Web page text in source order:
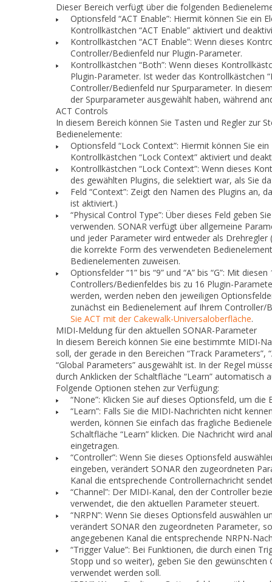
Dieser Bereich verfügt über die folgenden
Optionsfeld “ACT Enable”: Hiermit können Sie
Kontrollkästchen “ACT Enable” aktiviert und
Kontrollkästchen “ACT Enable”: Wenn dieses
Controller/Bedienfeld nur Plugin-Parameter.
Kontrollkästchen “Both”: Wenn dieses
Plugin-Parameter. Ist weder das Kontrollkästchen
Controller/Bedienfeld nur Spurparameter. In
der Spurparameter ausgewählt haben, während
ACT Controls
In diesem Bereich können Sie Tasten und Regler zur
Bedienelemente:
Optionsfeld “Lock Context”: Hiermit können Sie
Kontrollkästchen “Lock Context” aktiviert und
Kontrollkästchen “Lock Context”: Wenn dieses
des gewählten Plugins, die selektiert war, als Sie
Feld “Context”: Zeigt den Namen des Plugins an,
ist aktiviert.)
“Physical Control Type”: Über dieses Feld geben
verwenden. SONAR verfügt über allgemeine
und jeder Parameter wird entweder als Drehregler
die korrekte Form des verwendeten
Bedienelementen zuweisen.
Optionsfelder “1” bis “9” und “A” bis “G”: Mit diesen
Controllers/Bedienfeldes bis zu 16 Plugin-
werden, werden neben den jeweiligen
zunächst ein Bedienelement auf Ihrem
Sie ACT mit der Cakewalk-Universaloberfläche.
MIDI-Meldung für den aktuellen SONAR-Parameter
In diesem Bereich können Sie eine bestimmte MIDI-
soll, der gerade in den Bereichen “Track Parameters”,
“Global Parameters” ausgewählt ist. In der Regel
durch Anklicken der Schaltfläche “Learn” automatisch
Folgende Optionen stehen zur Verfügung:
“None”: Klicken Sie auf dieses Optionsfeld, um
“Learn”: Falls Sie die MIDI-Nachrichten nicht
werden, können Sie einfach das fragliche
Schaltfläche “Learn” klicken. Die Nachricht wird
eingetragen.
“Controller”: Wenn Sie dieses Optionsfeld
eingeben, verändert SONAR den zugeordneten
Kanal die entsprechende Controllernachricht
“Channel”: Der MIDI-Kanal, den der Controller
verwendet, die den aktuellen Parameter steuert.
“NRPN”: Wenn Sie dieses Optionsfeld auswählen
verändert SONAR den zugeordneten Parameter,
angegebenen Kanal die entsprechende NRPN-
“Trigger Value”: Bei Funktionen, die durch einen
Stopp und so weiter), geben Sie den
verwendet werden soll.